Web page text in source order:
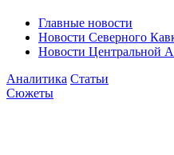
Главные новости
Новости Северного
Новости Центральной
Аналитика Статьи
Сюжеты